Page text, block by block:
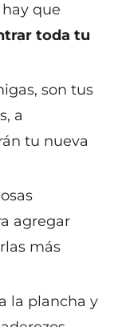
que
toda tu
son tus
a
tu nueva
agregar
más
la plancha y